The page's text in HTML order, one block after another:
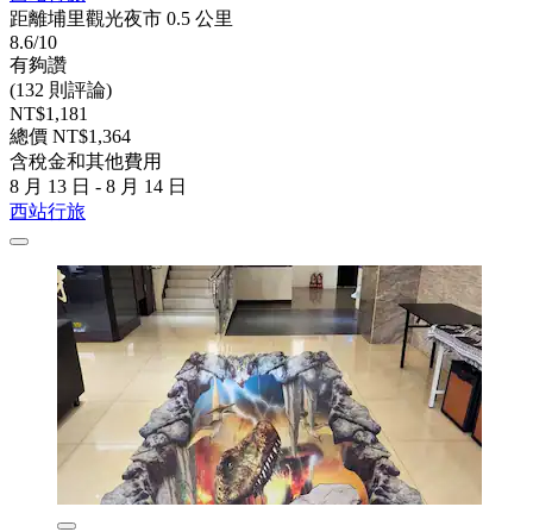
距離埔里觀光夜市 0.5 公里
8.6/10
有夠讚
(132 則評論)
NT$1,181
總價 NT$1,364
含稅金和其他費用
8 月 13 日 - 8 月 14 日
西站行旅